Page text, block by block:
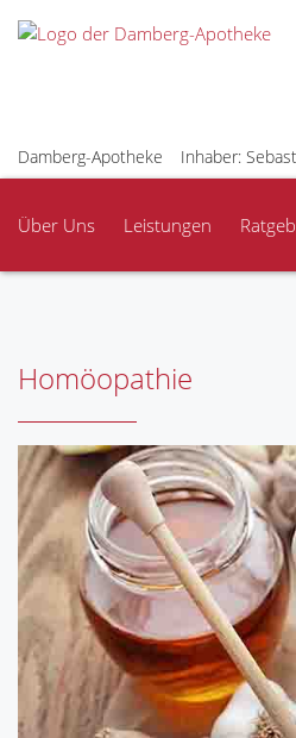
Damberg-Apotheke Inhaber:
Über Uns Leistungen
Homöopathie